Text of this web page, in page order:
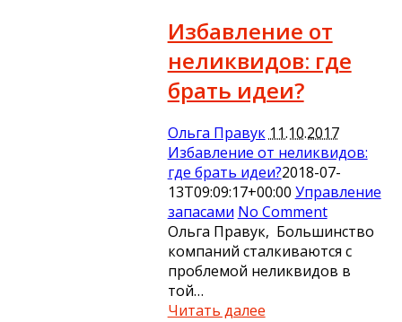
Избавление от
неликвидов: где
брать идеи?
Ольга Правук 11.10.2017
Избавление от неликвидов:
где брать идеи?2018-07-
13T09:09:17+00:00 Управление
запасами No Comment
Ольга Правук, Большинство
компаний сталкиваются с
проблемой неликвидов в
той…
Читать далее